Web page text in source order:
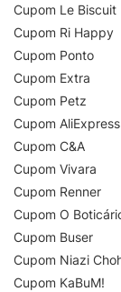
Cupom Le Biscuit
Cupom Ri Happy
Cupom Ponto
Cupom Extra
Cupom Petz
Cupom AliExpress
Cupom C&A
Cupom Vivara
Cupom Renner
Cupom O
Cupom Buser
Cupom Niazi
Cupom KaBuM!